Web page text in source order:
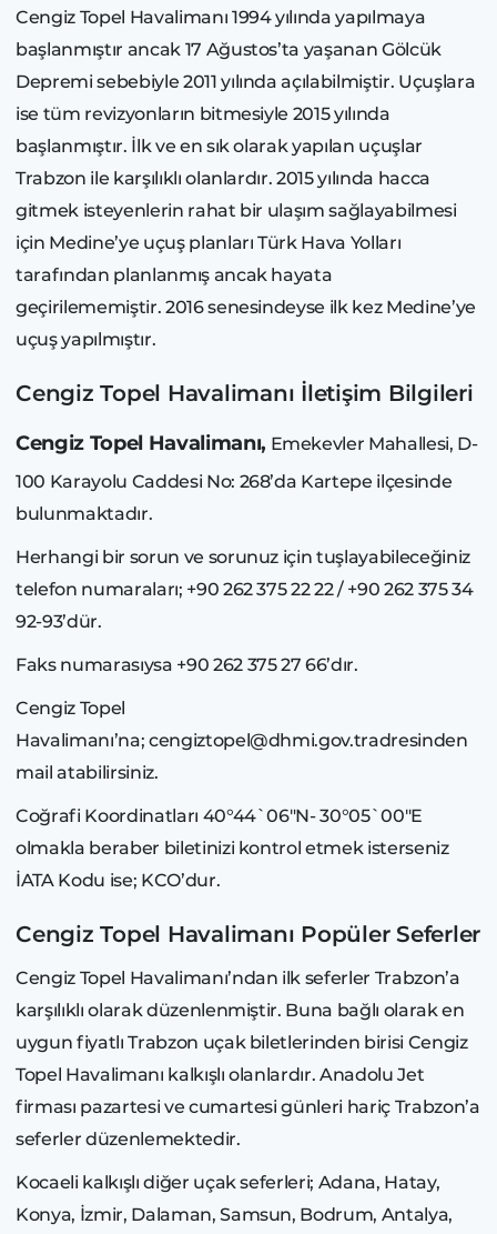
Cengiz Topel Havalimanı 1994 yılında yapılmaya
başlanmıştır ancak 17 Ağustos’ta yaşanan Gölcük
Depremi sebebiyle 2011 yılında açılabilmiştir. Uçuşlara
ise tüm revizyonların bitmesiyle 2015 yılında
başlanmıştır. İlk ve en sık olarak yapılan uçuşlar
Trabzon ile karşılıklı olanlardır. 2015 yılında hacca
gitmek isteyenlerin rahat bir ulaşım sağlayabilmesi
için Medine’ye uçuş planları Türk Hava Yolları
tarafından planlanmış ancak hayata
geçirilememiştir. 2016 senesindeyse ilk kez Medine’ye
uçuş yapılmıştır.
Cengiz Topel Havalimanı İletişim Bilgileri
Cengiz Topel Havalimanı, Emekevler Mahallesi, D-
100 Karayolu Caddesi No: 268’da Kartepe ilçesinde
bulunmaktadır.
Herhangi bir sorun ve sorunuz için tuşlayabileceğiniz
telefon numaraları; +90 262 375 22 22 / +90 262 375 34
92-93’dür.
Faks numarasıysa +90 262 375 27 66’dır.
Cengiz Topel
Havalimanı’na; cengiztopel@dhmi.gov.tradresinden
mail atabilirsiniz.
Coğrafi Koordinatları 40°44`06"N- 30°05`00"E
olmakla beraber biletinizi kontrol etmek isterseniz
İATA Kodu ise; KCO’dur.
Cengiz Topel Havalimanı Popüler Seferler
Cengiz Topel Havalimanı’ndan ilk seferler Trabzon’a
karşılıklı olarak düzenlenmiştir. Buna bağlı olarak en
uygun fiyatlı Trabzon uçak biletlerinden birisi Cengiz
Topel Havalimanı kalkışlı olanlardır. Anadolu Jet
firması pazartesi ve cumartesi günleri hariç Trabzon’a
seferler düzenlemektedir.
Kocaeli kalkışlı diğer uçak seferleri; Adana, Hatay,
Konya, İzmir, Dalaman, Samsun, Bodrum, Antalya,